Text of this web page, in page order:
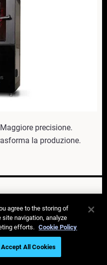
precisione.
la produzione.
agree to the storing of
navigation, analyze
efforts. Cookie Policy
Accept All Cookies